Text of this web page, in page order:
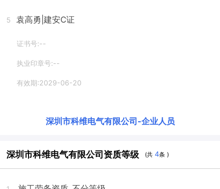
5 袁高勇 |建安C证
证书号:--
执业印章号:--
有效期:2029-06-20
深圳市科维电气有限公司 -企业人员
深圳市科维电气有限公司资质等级 (共4条 )